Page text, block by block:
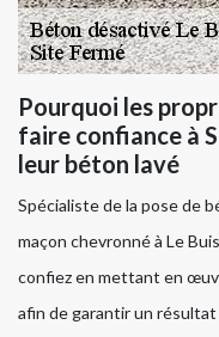
Pourquoi les
faire confiance à
leur béton lavé
Spécialiste de la pose de
maçon chevronné à Le
confiez en mettant en
afin de garantir un